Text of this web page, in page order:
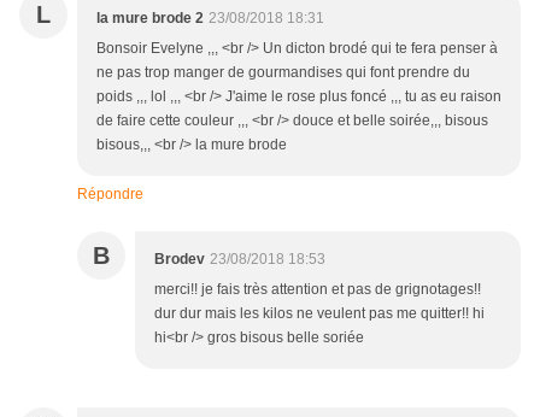
L la mure brode 2 23/08/2018 18:31
Bonsoir Evelyne ,,, <br /> Un dicton brodé qui te fera penser à
ne pas trop manger de gourmandises qui font prendre du
poids ,,, lol ,,, <br /> J'aime le rose plus foncé ,,, tu as eu raison
de faire cette couleur ,,, <br /> douce et belle soirée,,, bisous
bisous,,, <br /> la mure brode
Répondre
B Brodev 23/08/2018 18:53
merci!! je fais très attention et pas de grignotages!!
dur dur mais les kilos ne veulent pas me quitter!! hi
hi<br /> gros bisous belle soriée